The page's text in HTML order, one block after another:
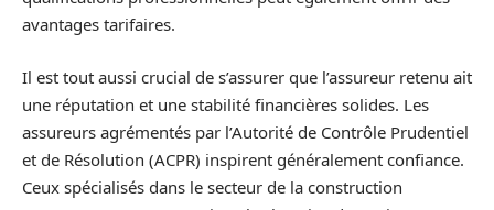
avantages tarifaires.
Il est tout aussi crucial de s’assurer que l’assureur retenu ait
une réputation et une stabilité financières solides. Les
assureurs agrémentés par l’Autorité de Contrôle Prudentiel
et de Résolution (ACPR) inspirent généralement confiance.
Ceux spécialisés dans le secteur de la construction